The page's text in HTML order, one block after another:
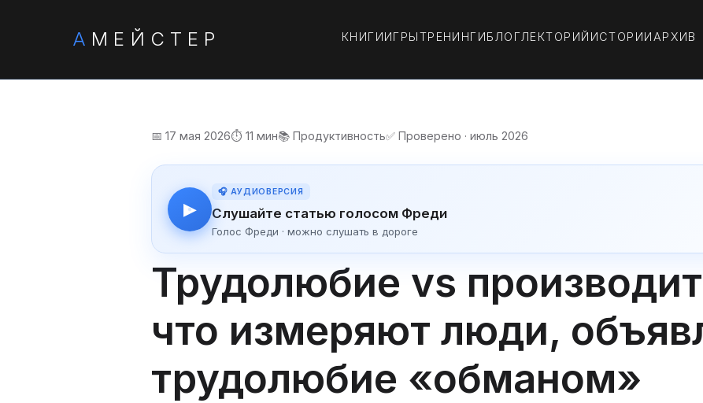
А МЕЙСТЕР КНИГИИГРЫТРЕНИНГИБЛОГЛЕКТОРИЙ ИСТОРИИ АРХИВ
📅 17 мая 2026⏱️ 11 мин📚 Продуктивность✅ Проверено · июль 2026
▶
🎧 АУДИОВЕРСИЯ
Слушайте статью голосом Фреди
Голос Фреди · можно слушать в дороге
Трудолюбие vs
что измеряют люди,
трудолюбие «обманом»